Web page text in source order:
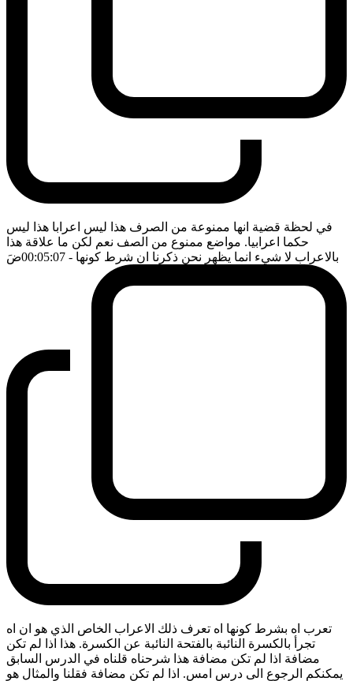
في لحظة قضية انها ممنوعة من الصرف هذا ليس اعرابا هذا ليس
حكما اعرابيا. مواضع ممنوع من الصف نعم لكن ما علاقة هذا
بالاعراب لا شيء انما يظهر نحن ذكرنا ان شرط كونها - 00:05:07 ضَ
تعرب اه بشرط كونها اه تعرف ذلك الاعراب الخاص الذي هو ان اه
تجرأ بالكسرة النائبة بالفتحة النائبة عن الكسرة. هذا اذا لم تكن
مضافة اذا لم تكن مضافة هذا شرحناه قلناه في الدرس السابق
يمكنكم الرجوع الى درس امس. اذا لم تكن مضافة فقلنا والمثال هو